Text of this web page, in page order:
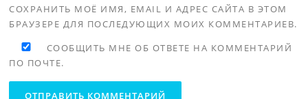
СОХРАНИТЬ МОЁ ИМЯ, EMAIL И АДРЕС САЙТА В ЭТОМ
БРАУЗЕРЕ ДЛЯ ПОСЛЕДУЮЩИХ МОИХ КОММЕНТАРИЕВ.
СООБЩИТЬ МНЕ ОБ ОТВЕТЕ НА КОММЕНТАРИЙ
ПО ПОЧТЕ.